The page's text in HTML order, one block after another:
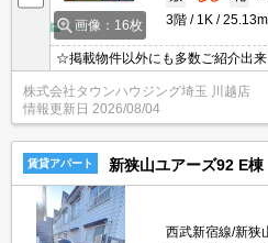
画像：16枚
3階
1K
☆掲載物件以外にも多数ご紹介出
お探しさせて頂きます♪
株式会社タウンハウジング埼玉 川越店
情報更新日 2026/08/04
賃貸アパート 新狭山ユアーズ92 E棟
西武新宿線/新狭